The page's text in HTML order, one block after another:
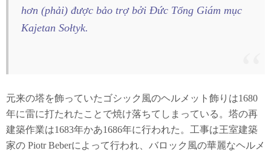
hơn (phải) được bảo trợ bởi Đức Tổng Giám mục
Kajetan Sołtyk.
元来の塔を飾っていたゴシック風のヘルメット飾りは1680
年に雷に打たれたことで焼け落ちてしまっている。塔の再
建築作業は1683年かあ1686年に行われた。工事は王室建築
家の Piotr Beberによって行われ、バロック風の華麗なヘルメ